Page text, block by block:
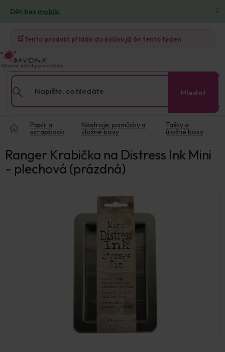
obsah
Děti bez mobilu.
🛒Tento produkt přidán do košíku již 6× tento týden
Hledat
Papír a
scrapbook
Nástroje, pomůcky a
úložné boxy
Tašky a
úložné boxy
Ranger Krabička na Distress Ink Mini
- plechová (prázdná)